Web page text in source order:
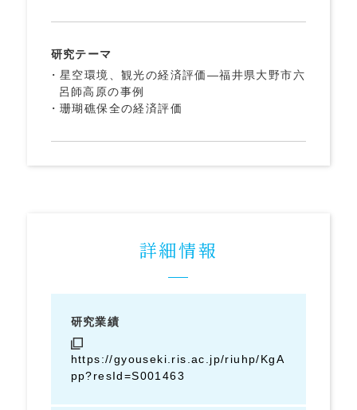
研究テーマ
星空環境、観光の経済評価―福井県大野市六
呂師高原の事例
珊瑚礁保全の経済評価
詳細情報
研究業績
https://gyouseki.ris.ac.jp/riuhp/KgA
pp?resId=S001463